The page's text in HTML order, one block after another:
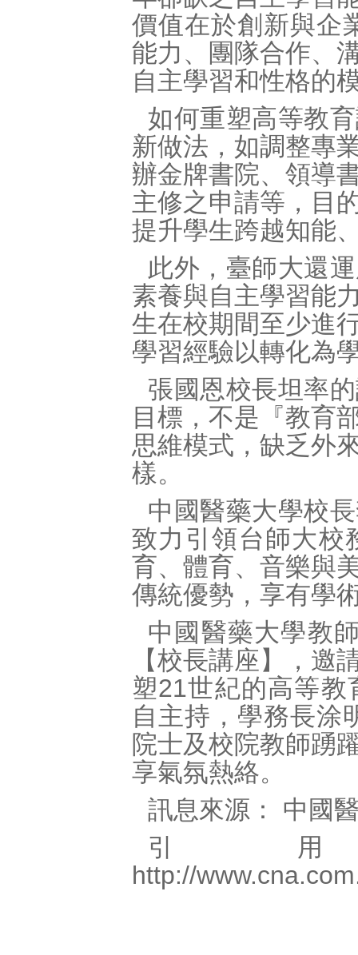
價值在於創新與企
能力、團隊合作、
自主學習和性格的
如何重塑高等教
新做法，如調整專
辦金牌書院、領導
主修之申請等，目
提升學生跨越知能
此外，臺師大還
素養與自主學習能
生在校期間至少進
學習經驗以轉化為
張國恩校長坦率
目標，不是『教育
思維模式，缺乏外
樣。
中國醫藥大學校
致力引領台師大校
育、體育、音樂與
傳統優勢，享有學
中國醫藥大學教
【校長講座】，邀
塑21世紀的高等教
自主持，學務長涂
院士及校院教師踴
享氣氛熱絡。
訊息來源： 中國
引
http://